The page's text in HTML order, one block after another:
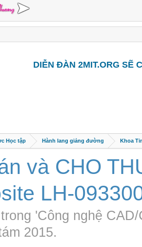
DIỄN ĐÀN 2MIT.ORG SẼ
Học tập Hành lang giảng đường Khoa
và CHO
LH-
'Công nghệ
2015.